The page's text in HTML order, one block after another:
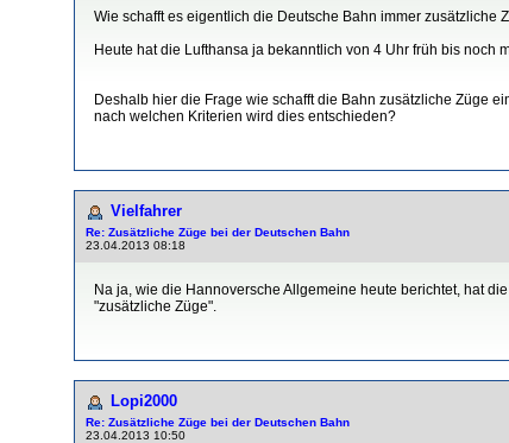
Wie schafft es eigentlich die Deutsche Bahn immer zusätzliche
Heute hat die Lufthansa ja bekanntlich von 4 Uhr früh bis noch
Deshalb hier die Frage wie schafft die Bahn zusätzliche Züge
nach welchen Kriterien wird dies entschieden?
Vielfahrer
Re: Zusätzliche Züge bei der Deutschen Bahn
23.04.2013 08:18
Na ja, wie die Hannoversche Allgemeine heute berichtet, hat
"zusätzliche Züge".
Lopi2000
Re: Zusätzliche Züge bei der Deutschen Bahn
23.04.2013 10:50